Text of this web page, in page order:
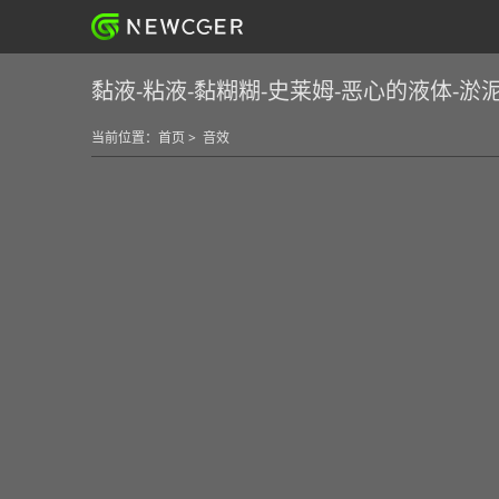
黏液-粘液-黏糊糊-史莱姆-恶心的液体-淤
当前位置： 首页 > 音效